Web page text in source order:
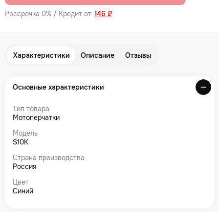
Рассрочка 0% / Кредит от 146 ₽
Характеристики Описание Отзывы
Основные характеристики
Тип товара
Мотоперчатки
Модель
S10K
Страна производства
Россия
Цвет
Синий